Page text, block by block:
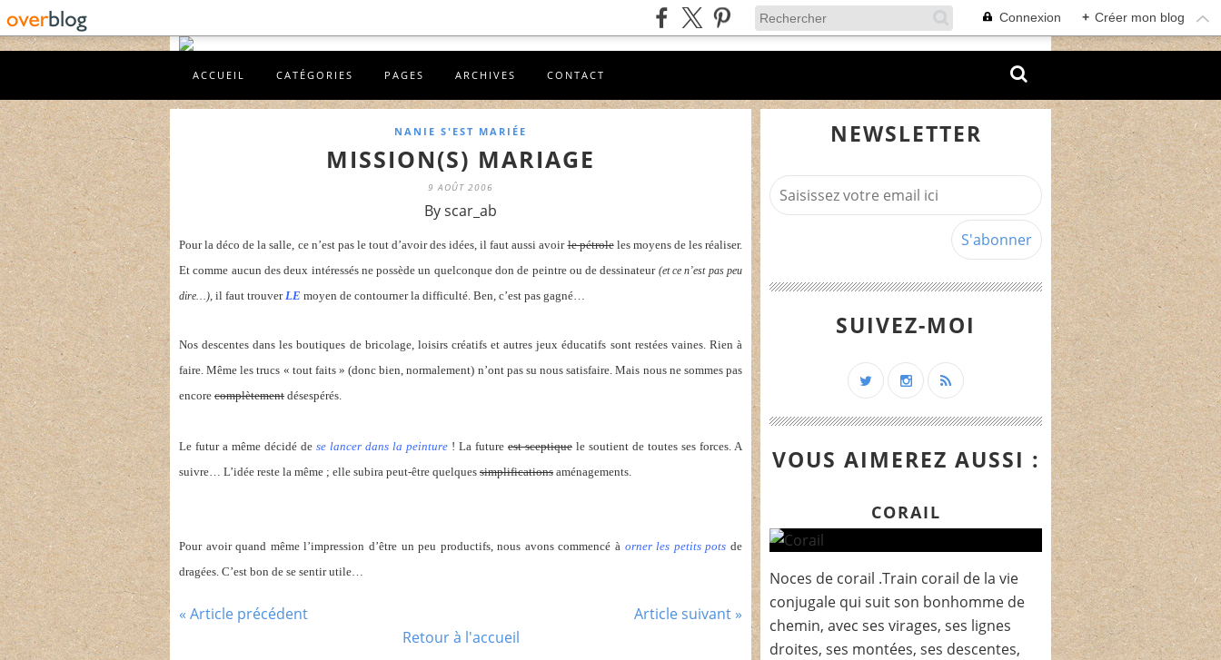
Connexion + Créer mon blog
ACCUEIL CATÉGORIES PAGES ARCHIVES CONTACT
NANIE S'EST MARIÉE
MISSION(S) MARIAGE
9 AOÛT 2006
By scar_ab
Pour la déco de la salle, ce n’est pas le tout d’avoir des idées, il faut aussi avoirle pétroleles moyens de les réaliser.
Et comme aucun des deux intéressés ne possède un quelconque don de peintre ou de dessinateur (et ce n’est pas peu
dire…), il faut trouverLE moyen de contourner la difficulté. Ben, c’est pas gagné…
Nos descentes dans les boutiques de bricolage, loisirs créatifs et autres jeux éducatifs sont restées vaines. Rien à
faire. Même les trucs « tout faits » (donc bien, normalement) n’ont pas su nous satisfaire. Mais nous ne sommes pas
encore complètement désespérés.
Le futur a même décidé de se lancer dans la peinture ! La future est sceptique le soutient de toutes ses forces. A
suivre… L’idée reste la même ; elle subira peut-être quelques simplifications aménagements.
Pour avoir quand même l’impression d’être un peu productifs, nous avons commencé à orner les petits pots de
dragées. C’est bon de se sentir utile…
« Article précédent
Article suivant »
Retour à l'accueil
NEWSLETTER
SUIVEZ-MOI
VOUS AIMEREZ AUSSI :
CORAIL
Noces de corail .Train corail de la vie
conjugale qui suit son bonhomme de
chemin, avec ses virages, ses lignes
droites, ses montées, ses descentes,